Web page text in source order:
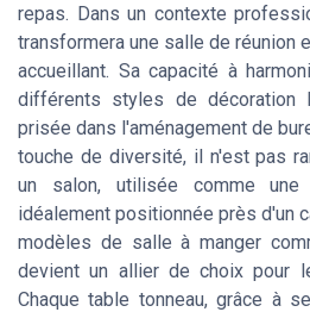
repas. Dans un contexte
transformera une salle de réunion
accueillant. Sa capacité à
différents styles de décoration
prisée dans l'aménagement de
touche de diversité, il n'est pas
un salon, utilisée comme une
idéalement positionnée près d'un
modèles de salle à manger
devient un allier de choix pour
Chaque table tonneau, grâce à